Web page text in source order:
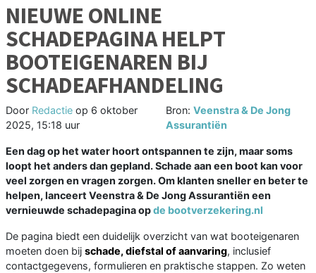
NIEUWE ONLINE
SCHADEPAGINA HELPT
BOOTEIGENAREN BIJ
SCHADEAFHANDELING
Door Redactie op 6 oktober
2025, 15:18 uur
Bron:Veenstra & De Jong
Assurantiën
Een dag op het water hoort ontspannen te zijn, maar soms
loopt het anders dan gepland. Schade aan een boot kan voor
veel zorgen en vragen zorgen. Om klanten sneller en beter te
helpen, lanceert Veenstra & De Jong Assurantiën een
vernieuwde schadepagina opde bootverzekering.nl
De pagina biedt een duidelijk overzicht van wat booteigenaren
moeten doen bij schade, diefstal of aanvaring, inclusief
contactgegevens, formulieren en praktische stappen. Zo weten